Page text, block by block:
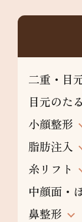
二重・目
目元のた
小顔整形
脂肪注入
糸リフト
中顔面・
鼻整形